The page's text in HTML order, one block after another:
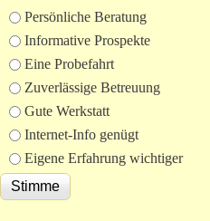
Auswahlmöglichkeiten
Persönliche Beratung
Informative Prospekte
Eine Probefahrt
Zuverlässige Betreuung
Gute Werkstatt
Internet-Info genügt
Eigene Erfahrung wichtiger